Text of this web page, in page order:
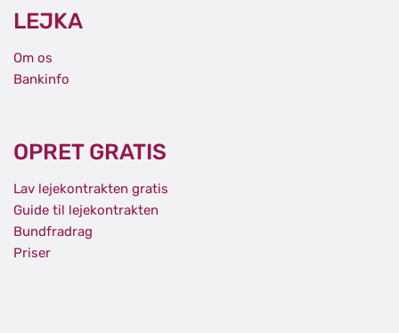
LEJKA
Om os
Bankinfo
OPRET GRATIS
Lav lejekontrakten gratis
Guide til lejekontrakten
Bundfradrag
Priser